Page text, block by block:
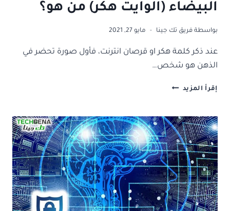
البيضاء (الوايت هكر) من هو؟
بواسطة فريق تك جينا مايو 27, 2021
عند ذكر كلمة هكر او قرصان انترنت، فأول صورة تحضر في
الذهن هو شخص…
إقرأ المزيد قرصان
القبعة
البيضاء
(الوايت
هكر)
من
هو؟